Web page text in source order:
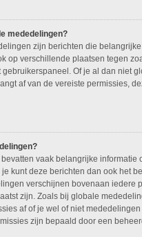
mededelingen?
zijn berichten die
op verschillende plaatsen tegen
gebruikerspaneel. Of je al dan niet
af van de vereiste permissies,
vaak belangrijke informatie
kunt deze berichten dan ook het
verschijnen bovenaan iedere
zijn. Zoals bij globale
af of je wel of niet
zijn bepaald door een